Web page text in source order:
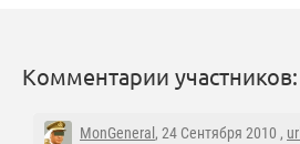
Комментарии участников:
MonGeneral , 24 Сентября 2010 , url